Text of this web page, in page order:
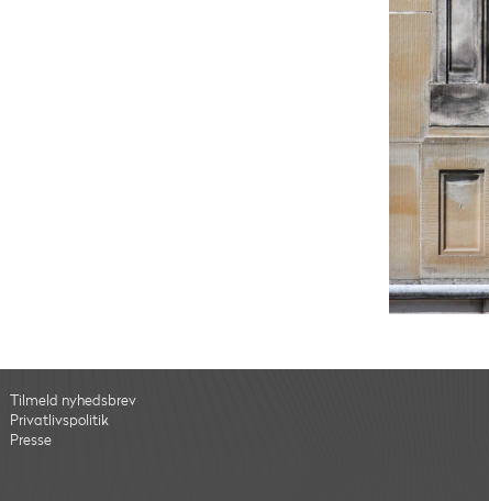
Tilmeld nyhedsbrev
Privatlivspolitik
Presse